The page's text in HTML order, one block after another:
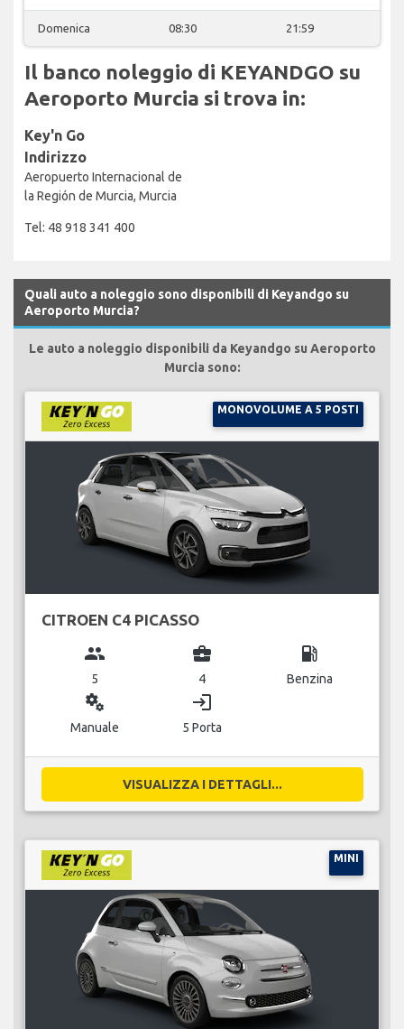
Domenica 08:30 21:59
Il banco noleggio di KEYANDGO su
Aeroporto Murcia si trova in:
Key'n Go
Indirizzo
Aeropuerto Internacional de
la Región de Murcia, Murcia
Tel: 48 918 341 400
Quali auto a noleggio sono disponibili di Keyandgo su
Aeroporto Murcia?
Le auto a noleggio disponibili da Keyandgo su Aeroporto
Murcia sono:
MONOVOLUME A 5 POSTI
CITROEN C4 PICASSO
group
5
business_center
4
local_gas_station
Benzina
miscellaneous_services
Manuale
login
5 Porta
VISUALIZZA I DETTAGLI...
MINI